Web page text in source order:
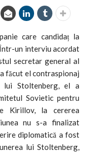
care candidaț la
un interviu acordat
secretar general al
făcut el contraspionaj
lui Stoltenberg, el a
Sovietic pentru
Kirillov, la cererea
nu s-a finalizat
diplomatică a fost
lui Stoltenberg,